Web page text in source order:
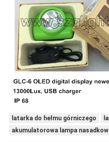
latarka do hełmu górniczego
akumulatorowa lampa